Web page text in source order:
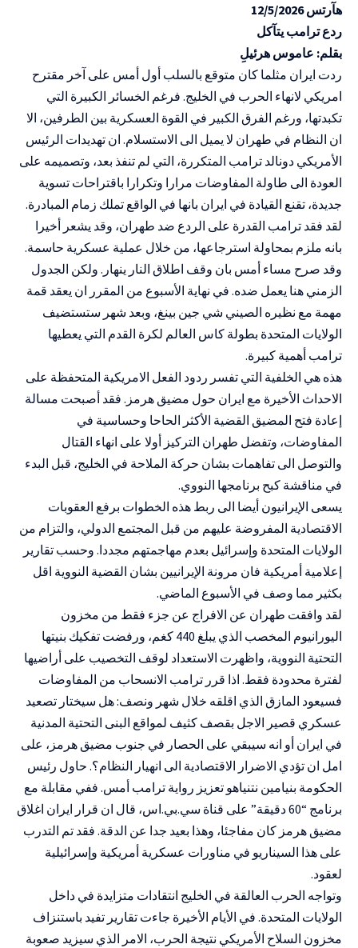
هآرتس 12/5/2026
ردع ترامب يتآكل
بقلم: عاموس هرئيلِ
ردت ايران مثلما كان متوقع بالسلب أول أمس على آخر مقترح
امريكي لانهاء الحرب في الخليج. فرغم الخسائر الكبيرة التي
تكبدتها، ورغم الفرق الكبير في القوة العسكرية بين الطرفين، الا
ان النظام في طهران لا يميل الى الاستسلام. ان تهديدات الرئيس
الأمريكي دونالد ترامب المتكررة، التي لم تنفذ بعد، وتصميمه على
العودة الى طاولة المفاوضات مرارا وتكرارا باقتراحات تسوية
جديدة، تقنع القيادة في ايران بانها في الواقع تملك زمام المبادرة.
لقد فقد ترامب القدرة على الردع ضد طهران، وقد يشعر أخيرا
بانه ملزم بمحاولة استرجاعها، من خلال عملية عسكرية حاسمة.
وقد صرح مساء أمس بان وقف اطلاق النار ينهار. ولكن الجدول
الزمني هنا يعمل ضده. في نهاية الأسبوع من المقرر ان يعقد قمة
مهمة مع نظيره الصيني شي جين بينغ، وبعد شهر ستستضيف
الولايات المتحدة بطولة كاس العالم لكرة القدم التي يعطيها
ترامب أهمية كبيرة.
هذه هي الخلفية التي تفسر ردود الفعل الامريكية المتحفظة على
الاحداث الأخيرة مع ايران حول مضيق هرمز. فقد أصبحت مسالة
إعادة فتح المضيق القضية الأكثر الحاحا وحساسية في
المفاوضات، وتفضل طهران التركيز أولا على انهاء القتال
والتوصل الى تفاهمات بشان حركة الملاحة في الخليج، قبل البدء
في مناقشة كبح برنامجها النووي.
يسعى الإيرانيون أيضا الى ربط هذه الخطوات برفع العقوبات
الاقتصادية المفروضة عليهم من قبل المجتمع الدولي، والتزام من
الولايات المتحدة وإسرائيل بعدم مهاجمتهم مجددا. وحسب تقارير
إعلامية أمريكية فان مرونة الإيرانيين بشان القضية النووية اقل
بكثير مما وصف في الأسبوع الماضي.
لقد وافقت طهران عن الافراج عن جزء فقط من مخزون
اليورانيوم المخصب الذي يبلغ 440 كغم، ورفضت تفكيك بنيتها
التحتية النووية، واظهرت الاستعداد لوقف التخصيب على أراضيها
لفترة محدودة فقط. اذا قرر ترامب الانسحاب من المفاوضات
فسيعود المازق الذي اقلقه خلال شهر ونصف: هل سيختار تصعيد
عسكري قصير الاجل بقصف كثيف لمواقع البنى التحتية المدنية
في ايران أو انه سيبقي على الحصار في جنوب مضيق هرمز، على
امل ان تؤدي الاضرار الاقتصادية الى انهيار النظام؟. حاول رئيس
الحكومة بنيامين نتنياهو تعزيز رواية ترامب أمس. ففي مقابلة مع
برنامج “60 دقيقة” على قناة سي.بي.اس، قال ان قرار ايران اغلاق
مضيق هرمز كان مفاجئا، وهذا بعيد جدا عن الدقة. فقد تم التدرب
على هذا السيناريو في مناورات عسكرية أمريكية وإسرائيلية
لعقود.
وتواجه الحرب العالقة في الخليج انتقادات متزايدة في داخل
الولايات المتحدة. في الأيام الأخيرة جاءت تقارير تفيد باستنزاف
مخزون السلاح الأمريكي نتيجة الحرب، الامر الذي سيزيد صعوبة